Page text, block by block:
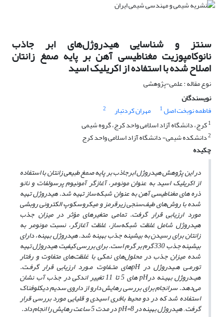
سنتز و شناسایی هیدروژل‌های ابر جاذب
نانوکامپوزیت مغناطیسی آهن بر پایه صمغ زانتان
اصلاح شده با استفاده از اکریلیک اسید
نوع مقاله : علمی-پژوهشی
نویسندگان
فاطمه نوبخت اصل1 مهران کردتبار
2
1کرج، دانشگاه آزاد اسلامی واحد کرج، گروه شیمی
2دانشکده شیمی- دانشگاه آزاد اسلامی واحد کرج
چکیده
در این پژوهش هیدروژل ابرجاذب بر پایه صمغ طبیعی زانتان با استفاده
از اکریلیک اسید به عنوان مونومر، آغازگر آمونیوم پرسولفات و نانو
ذره ­های مغناطیسی آهن به عنوان شبکه‌ساز تهیه شد. هیدروژل تهیه
شده با روش‌های طیف‌سنجی ‌زیرقرمز و میکروسکوپ الکترونی روبشی
مورد ارزیابی قرار گرفت. تمامی متغیرهای مؤثر در میزان جذب
هیدروژل شامل غلظت شبکه‌ساز، غلظت آغازگر، نسبت مونومر به
زانتان برای رسیدن به بیشینه جذب بهینه شد. هیدروژل بهینه، دارای
بیشینه جذب 330 گرم بر گرم است. برای بررسی کیفیت هیدروژل تهیه
شده میزان جذب در محلول‌های نمکی با غلظت‌های متفاوت و رفتار
تورمـی هـیدروژل درpHهای متـفاوت مـورد ارزیابی قرار گرفـت.
هیـدروژل بهیـنه درpH های 5 تا 11 تغییر اندکی در جذب آب نشان
می‌دهد. سرانجام برای بررسی رهایش دارو از داروی سدیم دیکلوفناک
استفاده شد که در دو محیط بافری اسیدی و قلیایی مورد بررسی قرار
گرفت.هیدروژل بهینه در 8 =
pHدر مدت 5 ساعت رهایش را انجام داد.